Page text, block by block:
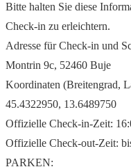
Bitte halten Sie diese
Check-in zu erleichtern.
Adresse für Check-in und
Montrin 9c, 52460 Buje
Koordinaten (Breitengrad,
45.4322950, 13.6489750
Offizielle Check-in-Zeit:
Offizielle Check-out-Zeit:
PARKEN: